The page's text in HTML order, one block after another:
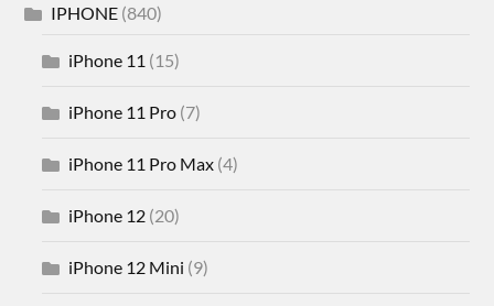
IPHONE (840)
iPhone 11 (15)
iPhone 11 Pro (7)
iPhone 11 Pro Max (4)
iPhone 12 (20)
iPhone 12 Mini (9)